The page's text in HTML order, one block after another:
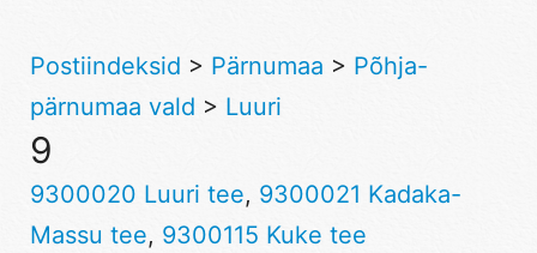
Postiindeksid > Pärnumaa > Põhja-
pärnumaa vald > Luuri
9
9300020 Luuri tee, 9300021 Kadaka-
Massu tee, 9300115 Kuke tee